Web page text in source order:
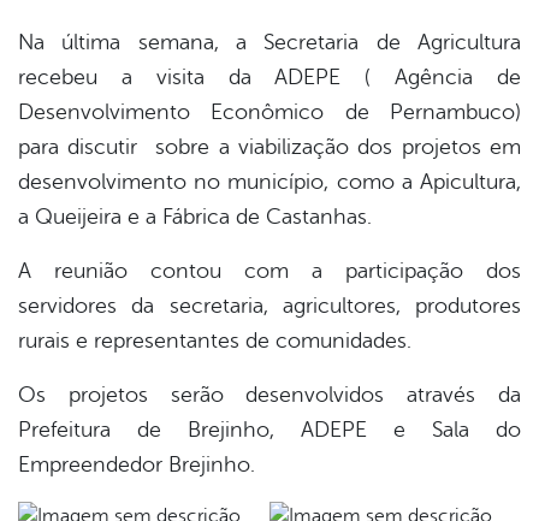
Na última semana, a Secretaria de Agricultura
recebeu a visita da ADEPE ( Agência de
Desenvolvimento Econômico de Pernambuco)
para discutir sobre a viabilização dos projetos em
desenvolvimento no município, como a Apicultura,
a Queijeira e a Fábrica de Castanhas.
A reunião contou com a participação dos
servidores da secretaria, agricultores, produtores
rurais e representantes de comunidades.
Os projetos serão desenvolvidos através da
Prefeitura de Brejinho, ADEPE e Sala do
Empreendedor Brejinho.